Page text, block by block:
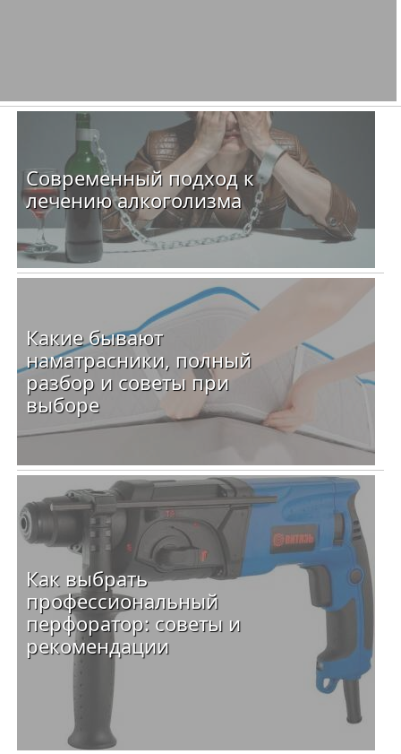
Современный подход к
лечению алкоголизма
Какие бывают
наматрасники, полный
разбор и советы при
выборе
Как выбрать
профессиональный
перфоратор: советы и
рекомендации